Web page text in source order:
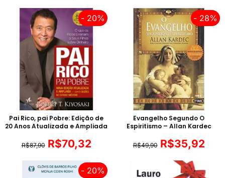
- 20%
Pai Rico, pai Pobre: Edição de
20 Anos Atualizada e Ampliada
R$87,90 R$70,32
- 28%
Evangelho Segundo O
Espiritismo – Allan Kardec
R$49,90 R$35,92
- 20%